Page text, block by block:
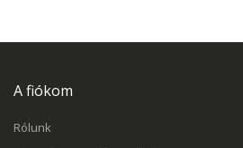
A fiókom
Rólunk